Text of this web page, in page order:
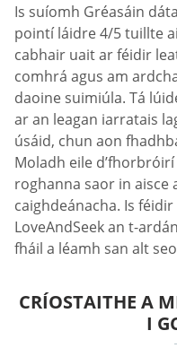
Is suíomh Gréasáin
pointí láidre 4/5 tuillte
cabhair uait ar féidir
comhrá agus am
daoine suimiúla. Tá
ar an leagan iarratais
úsáid, chun aon
Moladh eile
roghanna saor in aisce
caighdeánacha. Is
LoveAndSeek an t-
fháil a léamh san alt
CRÍOSTAITHE A
I